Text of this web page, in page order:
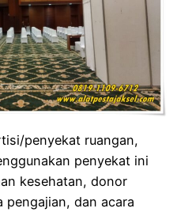
penyekat ruangan,
penyekat ini
kesehatan, donor
pengajian, dan acara